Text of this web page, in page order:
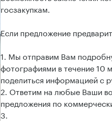
госзакупкам.
Если предложение
1. Мы отправим Вам
фотографиями в течение 10
поделиться информацией с
2. Ответим на любые Ваши
предложения по
3.